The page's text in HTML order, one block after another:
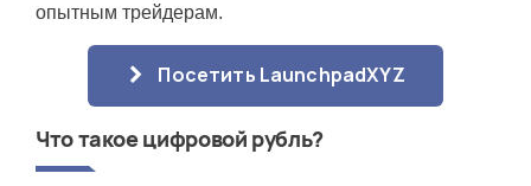
опытным трейдерам.
Посетить LaunchpadXYZ
Что такое цифровой рубль?